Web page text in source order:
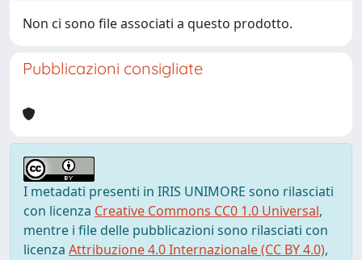
Non ci sono file associati a questo prodotto.
Pubblicazioni consigliate
I metadati presenti in IRIS UNIMORE sono rilasciati
con licenza Creative Commons CC0 1.0 Universal,
mentre i file delle pubblicazioni sono rilasciati con
licenza Attribuzione 4.0 Internazionale (CC BY 4.0),